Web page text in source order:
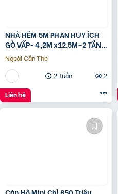
NHÀ HẺM 5M PHAN HUY ÍCH
GÒ VẤP- 4,2M x12,5M-2 TẦNG
– GIÁ 4,4 TỶ
Ngoài Cần Thơ
2 tuần
2
Liên hệ